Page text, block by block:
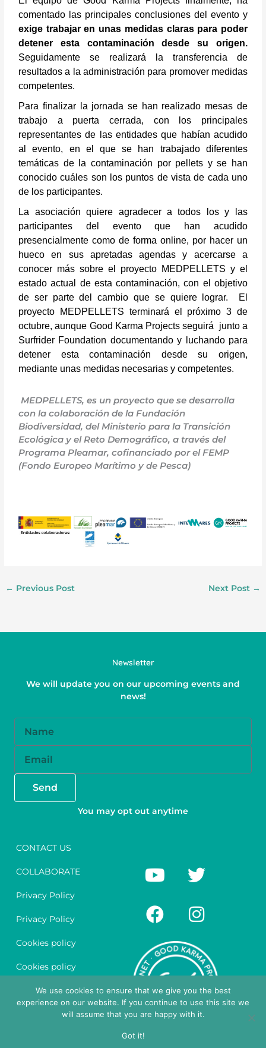
comentado las principales conclusiones del evento y
exige trabajar en unas medidas claras para poder
detener esta contaminación desde su origen.
Seguidamente se realizará la transferencia de
resultados a la administración para promover medidas
competentes.
Para finalizar la jornada se han realizado mesas de
trabajo a puerta cerrada, con los principales
representantes de las entidades que habían acudido
al evento, en el que se han trabajado diferentes
temáticas de la contaminación por pellets y se han
conocido cuáles son los puntos de vista de cada uno
de los participantes.
La asociación quiere agradecer a todos los y las
participantes del evento que han acudido
presencialmente como de forma online, por hacer un
hueco en sus apretadas agendas y acercarse a
conocer más sobre el proyecto MEDPELLETS y el
estado actual de esta contaminación, con el objetivo
de ser parte del cambio que se quiere lograr. El
proyecto MEDPELLETS terminará el próximo 3 de
octubre, aunque Good Karma Projects seguirá junto a
Surfrider Foundation documentando y luchando para
detener esta contaminación desde su origen,
mediante unas medidas necesarias y competentes.
MEDPELLETS, es un proyecto que se desarrolla
con la colaboración de la Fundación
Biodiversidad, del Ministerio para la Transición
Ecológica y el Reto Demográfico, a través del
Programa Pleamar, cofinanciado por el FEMP
(Fondo Europeo Marítimo y de Pesca)
← Previous Post Next Post →
Newsletter
We will update you on our upcoming events and
news!
Send
You may opt out anytime
CONTACT US
COLLABORATE
Privacy Policy
Privacy Policy
Cookies policy
Cookies policy
Legal notice
Legal notice
Y
o
t
b
e
T
w
t
e
r
F
a
e
o
o
k
I
n
t
g
r
a
m
We use cookies to ensure that we give you the best
experience on our website. If you continue to use this site we
will assume that you are happy with it.
Got it!